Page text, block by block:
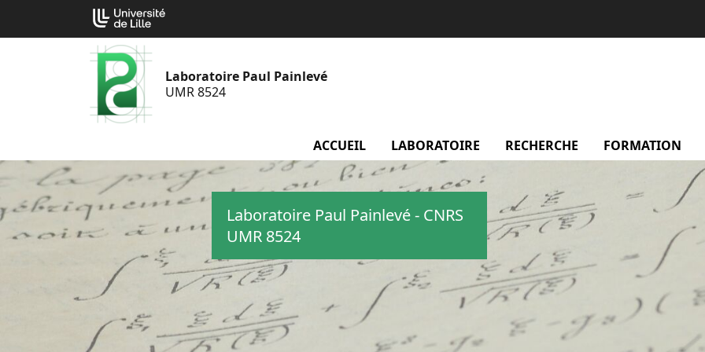
contenu
Laboratoire Paul Painlevé
UMR 8524
ACCUEIL LABORATOIRE menu Laboratoire
RECHERCHE menu Recherche
FORMATION
Laboratoire Paul Painlevé - CNRS
UMR 8524
Cookies management panel